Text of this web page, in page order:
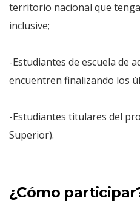
territorio nacional que
inclusive;
-Estudiantes de escuela de
encuentren finalizando los
-Estudiantes titulares del
Superior).
¿Cómo